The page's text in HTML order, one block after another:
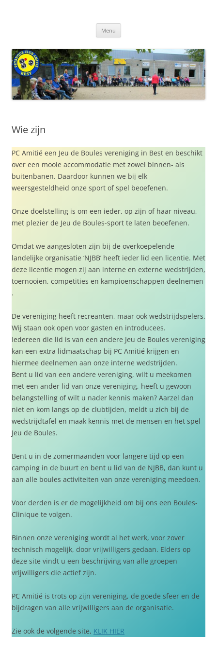
Menu
Wie zijn
PC Amitié een Jeu de Boules vereniging in Best en beschikt
over een mooie accommodatie met zowel binnen- als
buitenbanen. Daardoor kunnen we bij elk
weersgesteldheid onze sport of spel beoefenen.
Onze doelstelling is om een ieder, op zijn of haar niveau,
met plezier de Jeu de Boules-sport te laten beoefenen.
Omdat we aangesloten zijn bij de overkoepelende
landelijke organisatie ‘NJBB’ heeft ieder lid een licentie. Met
deze licentie mogen zij aan interne en externe wedstrijden,
toernooien, competities en kampioenschappen deelnemen
.
De vereniging heeft recreanten, maar ook wedstrijdspelers.
Wij staan ook open voor gasten en introducees.
Iedereen die lid is van een andere Jeu de Boules vereniging
kan een extra lidmaatschap bij PC Amitié krijgen en
hiermee deelnemen aan onze interne wedstrijden.
Bent u lid van een andere vereniging, wilt u meekomen
met een ander lid van onze vereniging, heeft u gewoon
belangstelling of wilt u nader kennis maken? Aarzel dan
niet en kom langs op de clubtijden, meldt u zich bij de
wedstrijdtafel en maak kennis met de mensen en het spel
Jeu de Boules.
Bent u in de zomermaanden voor langere tijd op een
camping in de buurt en bent u lid van de NJBB, dan kunt u
aan alle boules activiteiten van onze vereniging meedoen.
Voor derden is er de mogelijkheid om bij ons een Boules-
Clinique te volgen.
Binnen onze vereniging wordt al het werk, voor zover
technisch mogelijk, door vrijwilligers gedaan. Elders op
deze site vindt u een beschrijving van alle groepen
vrijwilligers die actief zijn.
PC Amitié is trots op zijn vereniging, de goede sfeer en de
bijdragen van alle vrijwilligers aan de organisatie.
Zie ook de volgende site, KLIK HIER